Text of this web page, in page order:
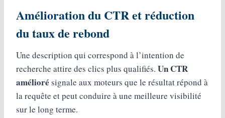
Amélioration du CTR et réduction
du taux de rebond
Une description qui correspond à l’intention de
recherche attire des clics plus qualifiés. Un CTR
amélioré signale aux moteurs que le résultat répond à
la requête et peut conduire à une meilleure visibilité
sur le long terme.